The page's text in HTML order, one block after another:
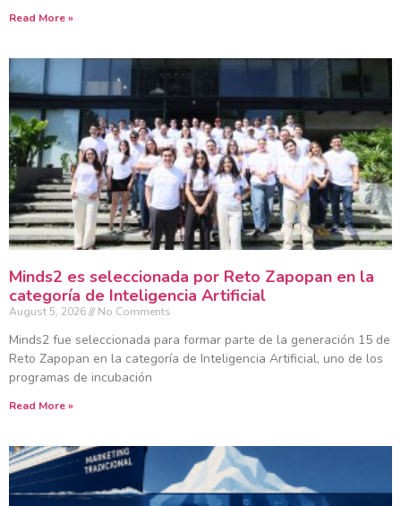
Read More »
Minds2 es seleccionada por Reto Zapopan en la
categoría de Inteligencia Artificial
August 5, 2026 No Comments
Minds2 fue seleccionada para formar parte de la generación 15 de
Reto Zapopan en la categoría de Inteligencia Artificial, uno de los
programas de incubación
Read More »